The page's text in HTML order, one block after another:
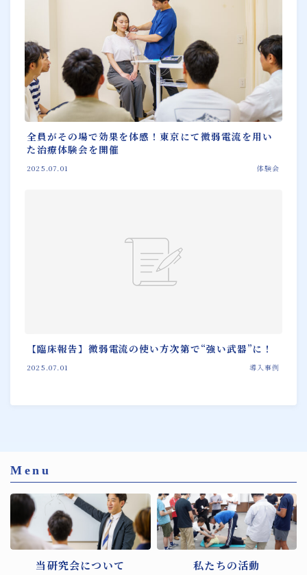
全員がその場で効果を体感！東京にて微弱電流を用い
た治療体験会を開催
2025.07.01 体験会
【臨床報告】微弱電流の使い方次第で“強い武器”に！
2025.07.01 導入事例
Menu
当研究会について 私たちの活動